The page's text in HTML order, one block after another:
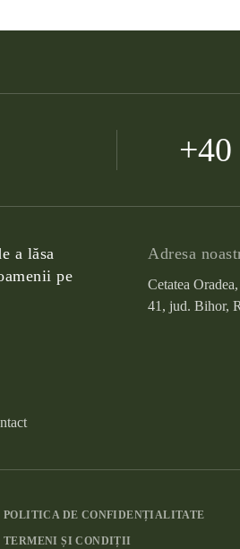
+40
a lăsa
pe
Adresa
Cetatea
41, jud. Bihor,
POLITICA DE CONFIDENȚIALITATE
TERMENI ȘI CONDIȚII